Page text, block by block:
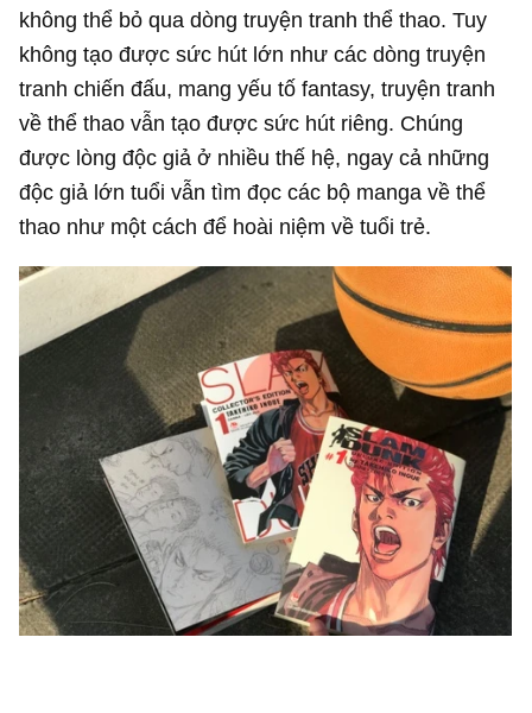
không thể bỏ qua dòng truyện tranh thể thao. Tuy
không tạo được sức hút lớn như các dòng truyện
tranh chiến đấu, mang yếu tố fantasy, truyện tranh
về thể thao vẫn tạo được sức hút riêng. Chúng
được lòng độc giả ở nhiều thế hệ, ngay cả những
độc giả lớn tuổi vẫn tìm đọc các bộ manga về thể
thao như một cách để hoài niệm về tuổi trẻ.